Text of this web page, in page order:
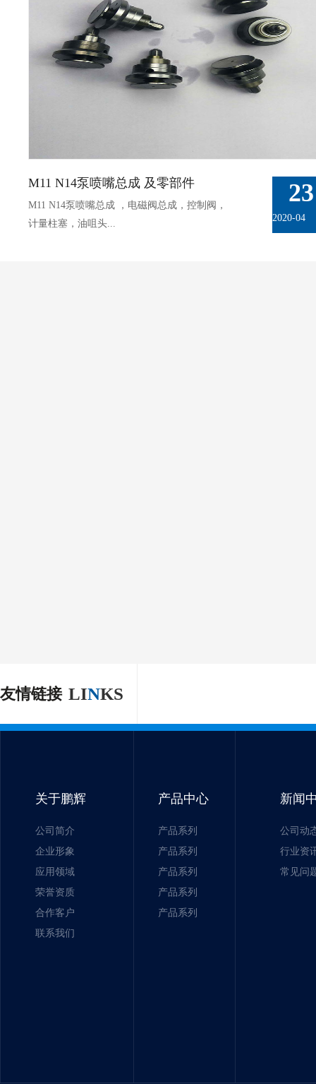
2020-04
23
M11 N14泵喷嘴总成 及零部件
M11 N14泵喷嘴总成 ，电磁阀总成，控制阀，
计量柱塞，油咀头...
友情链接 LINKS
关于鹏辉
公司简介
企业形象
应用领域
荣誉资质
合作客户
联系我们
产品中心
产品系列
产品系列
产品系列
产品系列
产品系列
新闻
公司动
行业资
常见问